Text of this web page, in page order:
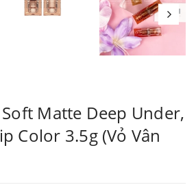
Matte Deep Under,
Color 3.5g (Vỏ Vân